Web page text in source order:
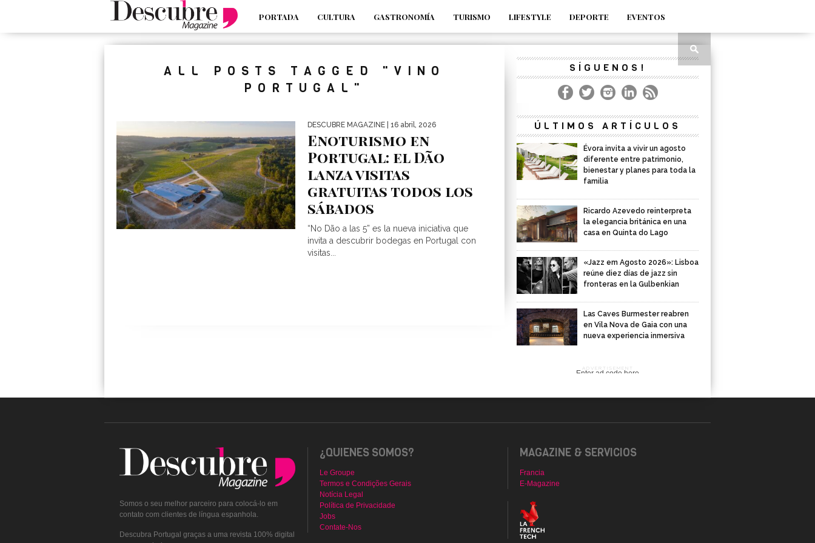
PORTADA CULTURA GASTRONOMÍA TURISMO LIFESTYLE DEPORTE
EVENTOS
google-site-verification=_UCdsju0_s7tEFgjpjNYWdThIX7oTMtHhdhYNQ_fdM4
ALL POSTS TAGGED "VINO
PORTUGAL"
DESCUBRE MAGAZINE | 16 abril, 2026
Enoturismo en
Portugal: el Dão
lanza visitas
gratuitas todos los
sábados
“No Dão a las 5” es la nueva iniciativa que
invita a descubrir bodegas en Portugal con
visitas...
SÍGUENOS!
ÚLTIMOS ARTÍCULOS
Évora invita a vivir un agosto
diferente entre patrimonio,
bienestar y planes para toda la
familia
Ricardo Azevedo reinterpreta
la elegancia británica en una
casa en Quinta do Lago
«Jazz em Agosto 2026»: Lisboa
reúne diez días de jazz sin
fronteras en la Gulbenkian
Las Caves Burmester reabren
en Vila Nova de Gaia con una
nueva experiencia inmersiva
ADVERTISEMENT
Enter ad code here
Somos o seu melhor parceiro para colocá-lo em
contato com clientes de língua espanhola.
Descubra Portugal graças a uma revista 100% digital
¿QUIENES SOMOS?
Le Groupe
Termos e Condições Gerais
Notícia Legal
Política de Privacidade
Jobs
Contate-Nos
MAGAZINE & SERVICIOS
Francia
E-Magazine